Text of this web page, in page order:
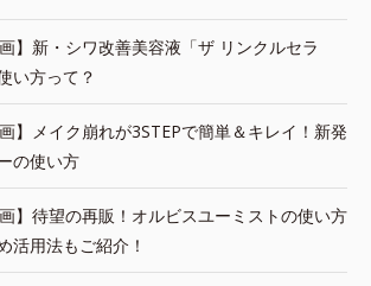
】新・シワ改善美容液「ザ リンクルセラ
い方って？
】メイク崩れが3STEPで簡単＆キレイ！新発
の使い方
】待望の再販！オルビスユーミストの使い方
活用法もご紹介！